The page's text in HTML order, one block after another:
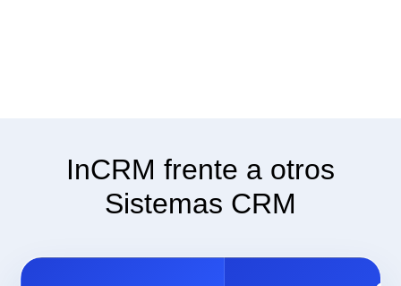
InCRM frente a otros
Sistemas CRM